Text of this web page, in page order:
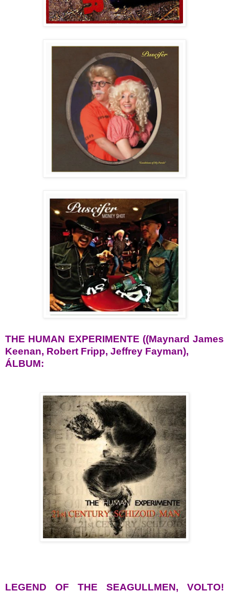
THE HUMAN EXPERIMENTE ((Maynard James
Keenan, Robert Fripp, Jeffrey Fayman),
ÁLBUM:
LEGEND OF THE SEAGULLMEN, VOLTO!